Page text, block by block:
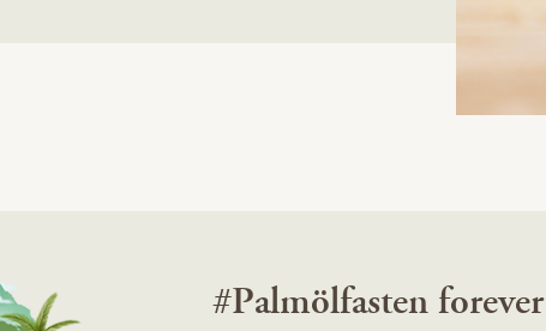
#Palmölfasten forever